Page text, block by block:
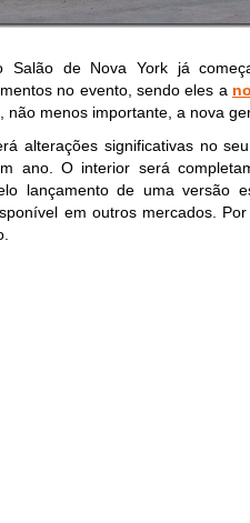
de Nova York já
no evento, sendo eles a
não menos importante, a nova
alterações significativas no
ano. O interior será
lançamento de uma versão
em outros mercados.